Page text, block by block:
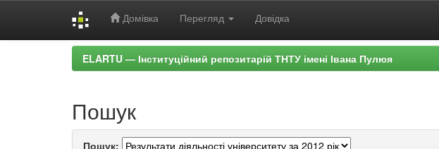
Домівка Перегляд Довідка
ELARTU — Інституційний репозитарій ТНТУ імені Івана Пулюя
Пошук
Пошук: